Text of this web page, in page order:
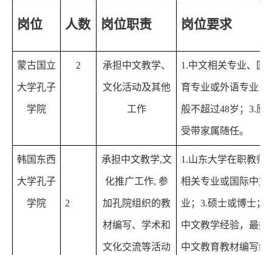
岗位 人数 岗位职责 岗位要求
蒙古国立
大学孔子
学院
2 承担中文教学、
文化活动及其他
工作
1.中文相关专业、 国
育专业或外语专业；
般不超过48岁； 3.原
受带家属随任。
韩国东西
大学孔子
学院 2
承担中文教学,文
化推广工作, 参
加孔院组织的教
材编写、学术和
文化交流等活动
1.山东大学在职教师
相关专业或国际中文
业； 3.硕士或博士；
中文教学经验，最好
中文教育教材编写经